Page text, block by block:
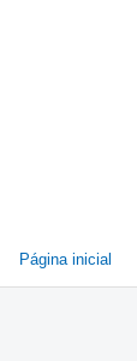
Página inicial